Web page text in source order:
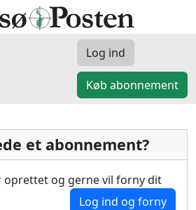
Log ind
Køb abonnement
et abonnement?
oprettet og gerne vil forny dit
Log ind og forny